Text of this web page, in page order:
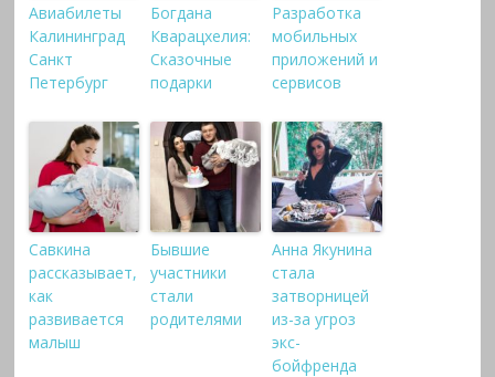
Авиабилеты
Калининград
Санкт
Петербург
Богдана
Кварацхелия:
Сказочные
подарки
Разработка
мобильных
приложений и
сервисов
Савкина
рассказывает,
как
развивается
малыш
Бывшие
участники
стали
родителями
Анна Якунина
стала
затворницей
из-за угроз
экс-
бойфренда